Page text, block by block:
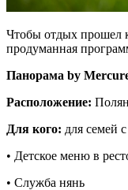
Чтобы отдых прошел
продуманная
Панорама by
Расположение:
Для кого: для семей
• Детское меню в
• Служба нянь